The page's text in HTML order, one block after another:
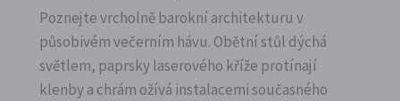
Poznejte vrcholně barokní architekturu v
působivém večerním hávu. Obětní stůl dýchá
světlem, paprsky laserového kříže protínají
klenby a chrám ožívá instalacemi současného